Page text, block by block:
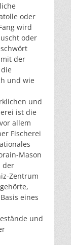
oder
wird
oder
der
und wie
und
ist die
allem
Fischerei
Mason
der
Zentrum
eines
und